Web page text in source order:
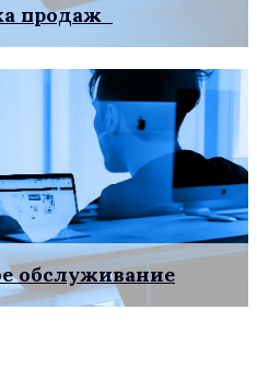
продаж
обслуживание